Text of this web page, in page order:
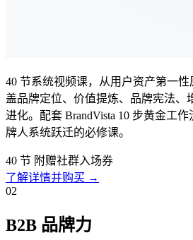
40 节系统视频课，从用户资产第一
盖品牌定位、价值提炼、品牌宪法、
进化。配套 BrandVista 10 步黄金工
牌人系统跃迁的必修课。
40 节 附赠社群入场券
了解详情并购买 →
02
B2B 品牌力